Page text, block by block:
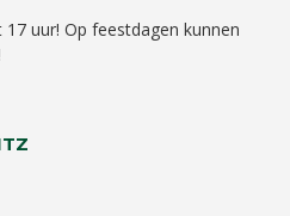
uur! Op feestdagen kunnen